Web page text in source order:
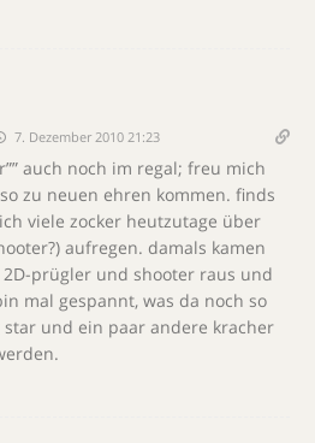
7. Dezember 2010 21:23
auch noch im regal; freu mich
zu neuen ehren kommen. finds
viele zocker heutzutage über
aufregen. damals kamen
prügler und shooter raus und
mal gespannt, was da noch so
und ein paar andere kracher